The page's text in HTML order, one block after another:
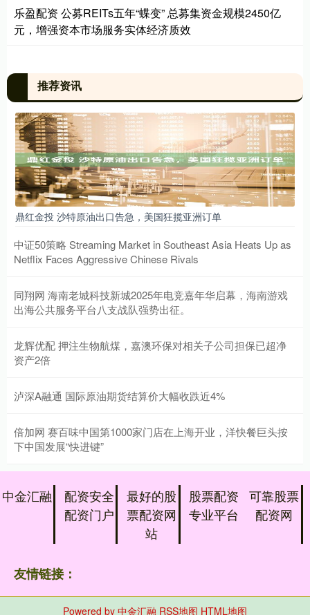
乐盈配资 公募REITs五年“蝶变” 总募集资金规模2450亿
元，增强资本市场服务实体经济质效
推荐资讯
鼎红金投 沙特原油出口告急，美国狂揽亚洲订单
中证50策略 Streaming Market in Southeast Asia Heats Up as
Netflix Faces Aggressive Chinese Rivals
同翔网 海南老城科技新城2025年电竞嘉年华启幕，海南游戏
出海公共服务平台八支战队强势出征。
龙辉优配 押注生物航煤，嘉澳环保对相关子公司担保已超净
资产2倍
泸深A融通 国际原油期货结算价大幅收跌近4%
倍加网 赛百味中国第1000家门店在上海开业，洋快餐巨头按
下中国发展“快进键”
中金汇融
配资安全
配资门户
最好的股
票配资网
站
股票配资
专业平台
可靠股票
配资网
友情链接：
Powered by 中金汇融 RSS地图 HTML地图